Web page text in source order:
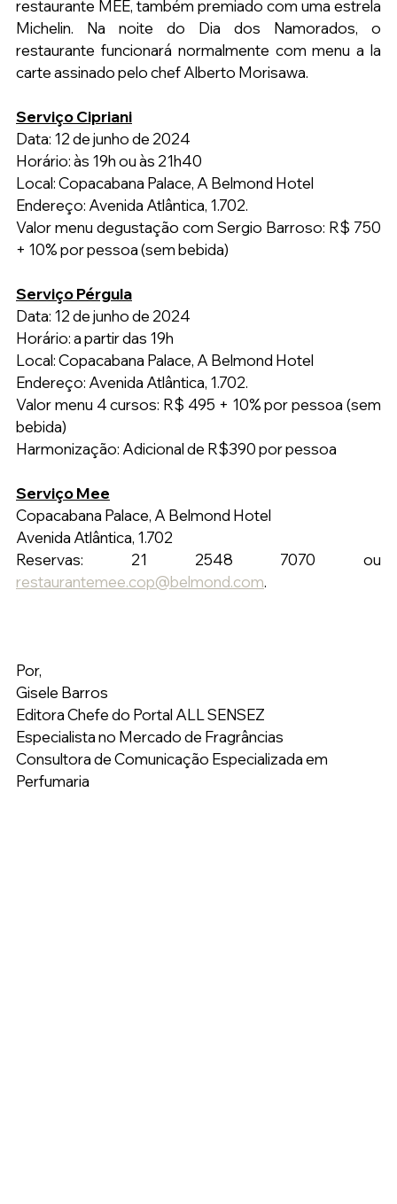
restaurante MEE, também premiado com uma estrela
Michelin. Na noite do Dia dos Namorados, o
restaurante funcionará normalmente com menu a la
carte assinado pelo chef Alberto Morisawa.
Serviço Cipriani
Data: 12 de junho de 2024
Horário: às 19h ou às 21h40
Local: Copacabana Palace, A Belmond Hotel
Endereço: Avenida Atlântica, 1.702.
Valor menu degustação com Sergio Barroso: R$ 750
+ 10% por pessoa (sem bebida)
Serviço Pérgula
Data: 12 de junho de 2024
Horário: a partir das 19h
Local: Copacabana Palace, A Belmond Hotel
Endereço: Avenida Atlântica, 1.702.
Valor menu 4 cursos: R$ 495 + 10% por pessoa (sem
bebida)
Harmonização: Adicional de R$390 por pessoa
Serviço Mee
Copacabana Palace, A Belmond Hotel
Avenida Atlântica, 1.702
restaurantemee.cop@belmond.com.
Por,
Gisele Barros
Editora Chefe do Portal ALL SENSEZ
Especialista no Mercado de Fragrâncias
Consultora de Comunicação Especializada em
Perfumaria